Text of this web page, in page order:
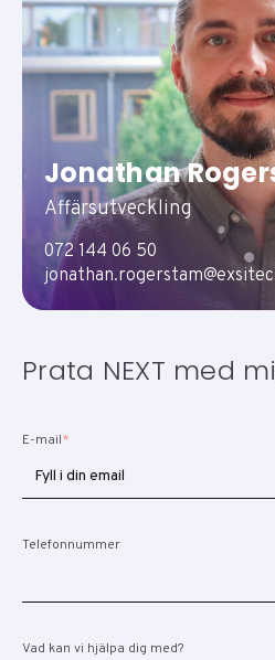
Jonathan
Affärsutveckling
072 144 06 50
Prata NEXT med
E-mail*
Telefonnummer
Vad kan vi hjälpa dig med?